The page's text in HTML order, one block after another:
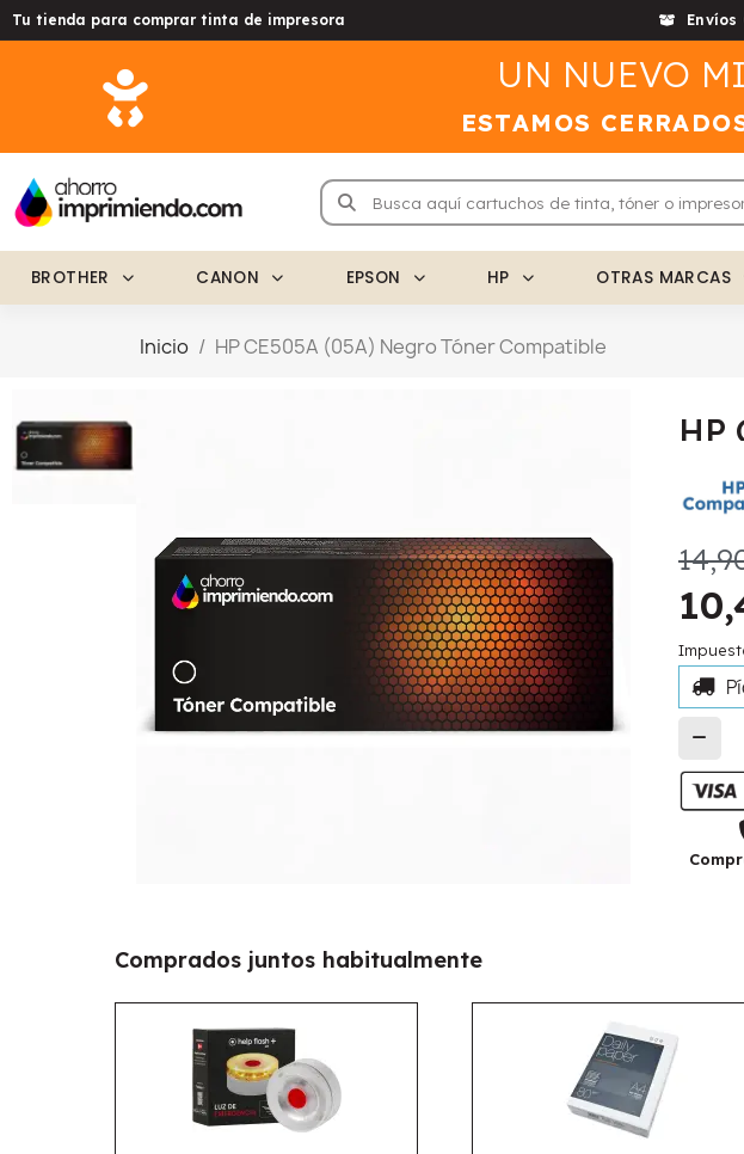
Tu tienda para comprar tinta de impresora
UN NUEVO
ESTAMOS
BROTHER CANON EPSON HP OTRAS MARCAS
Inicio HP CE505A (05A) Negro Tóner Compatible
HP
Comprados juntos habitualmente